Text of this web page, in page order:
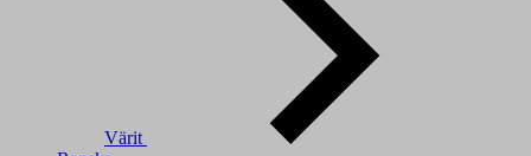
Värit